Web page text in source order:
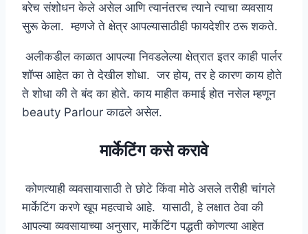
बरेच संशोधन केले असेल आणि त्यानंतरच त्याने त्याचा व्यवसाय
सुरू केला. म्हणजे ते क्षेत्र आपल्यासाठीही फायदेशीर ठरू शकते.
अलीकडील काळात आपल्या निवडलेल्या क्षेत्रात इतर काही पार्लर
शॉप्स आहेत का ते देखील शोधा. जर होय, तर हे कारण काय होते
ते शोधा की ते बंद का होते. काय माहीत कमाई होत नसेल म्हणून
beauty Parlour काढले असेल.
मार्केटिंग कसे करावे
कोणत्याही व्यवसायासाठी ते छोटे किंवा मोठे असले तरीही चांगले
मार्केटिंग करणे खूप महत्वाचे आहे. यासाठी, हे लक्षात ठेवा की
आपल्या व्यवसायाच्या अनुसार, मार्केटिंग पद्धती कोणत्या आहेत